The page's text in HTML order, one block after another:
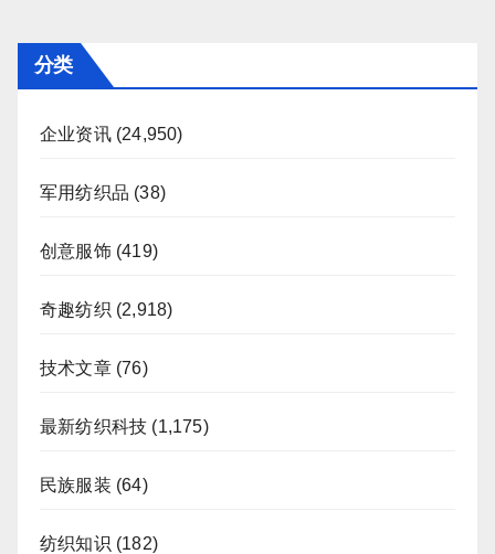
页
分类
企业资讯(24,950)
军用纺织品 (38)
创意服饰(419)
奇趣纺织 (2,918)
技术文章(76)
最新纺织科技 (1,175)
民族服装 (64)
纺织知识 (182)